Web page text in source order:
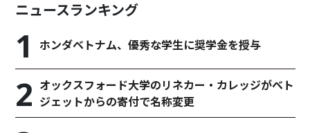
ニュースランキング
ホンダベトナム、優秀な学生に奨学金を授与
オックスフォード大学のリネカー・カレッジがベト
ジェットからの寄付で名称変更